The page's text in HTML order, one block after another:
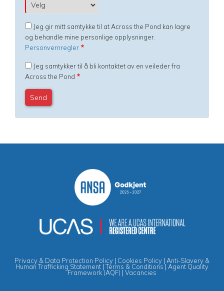
Jeg gir mitt samtykke til at Across the Pond kan lagre
og behandle mine personlige opplysninger.
Personvernregler
Jeg samtykker til å bli kontaktet av en veileder fra
Across the Pond
Privacy & Data Protection Policy | Cookies Policy | Anti-Slavery &
Human Trafficking Statement | Terms & Conditions| Agent Quality
Framework (AQF) | Vacancies